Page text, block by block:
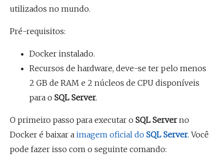
utilizados no mundo.
Pré-requisitos:
Docker instalado.
Recursos de hardware, deve-se ter pelo menos
2 GB de RAM e 2 núcleos de CPU disponíveis
para o SQL Server.
O primeiro passo para executar o SQL Serverno
Docker é baixar a imagem oficial do SQL Server. Você
pode fazer isso com o seguinte comando: